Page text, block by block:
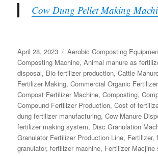
Cow Dung Pellet Making
Posted
on
April 28, 2023 Categories
Aerobic Composting
Composting Machine,Animal manure as
disposal, Bio fertilizer production,Cattle
Fertilizer Making,Commercial Organic
Compost Fertilizer Machine,Composting,
Compound Fertilizer Production,Cost of
dung fertilizer manufacturing,Cow Manure
fertilizer making system, Disc Granulation
Granulator Fertilizer Production Line, Fertilizer,
granulator,fertilizer machine, Fertilizer Macjine